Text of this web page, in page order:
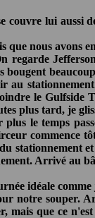
couvre lui
que nous
regarde
le Gulfside
plus tard, je
le temps
commence
stationnement
Arrivé au
idéale comme
notre souper.
que ce